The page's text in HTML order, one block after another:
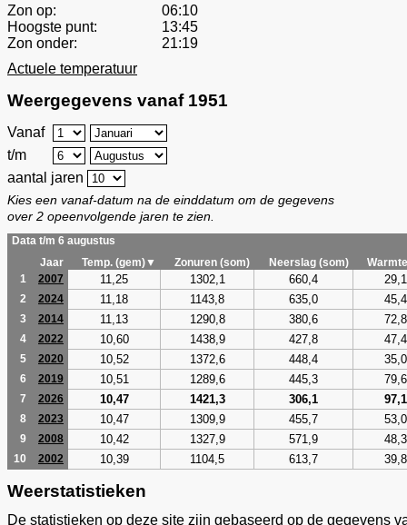
Zon op:
06:10
Hoogste punt:
13:45
Zon onder:
21:19
Actuele temperatuur
Weergegevens vanaf 1951
Vanaf
t/m
aantal jaren
Kies een vanaf-datum na de einddatum om de gegevens
over 2 opeenvolgende jaren te zien.
Data t/m 6 augustus
Jaar
Temp. (gem)▼ Zonuren (som) Neerslag (som)
1
2007 11,25 1302,1 660,4 29,1
2 2024 11,18 1143,8 635,0 45,4
3 2014 11,13 1290,8 380,6 72,8
4 2022 10,60 1438,9 427,8 47,4
5 2020 10,52 1372,6 448,4 35,0
6 2019 10,51 1289,6 445,3 79,6
7 2026 10,47 1421,3 306,1 97,1
8 2023 10,47 1309,9 455,7 53,0
9 2008 10,42 1327,9 571,9 48,3
10 2002 10,39 1104,5 613,7 39,8
Weerstatistieken
De statistieken op deze site zijn gebaseerd op de gegevens